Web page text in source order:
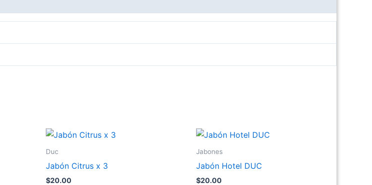
Duc
Jabón Citrus x 3
$20.00
Jabones
Jabón Hotel DUC
$20.00